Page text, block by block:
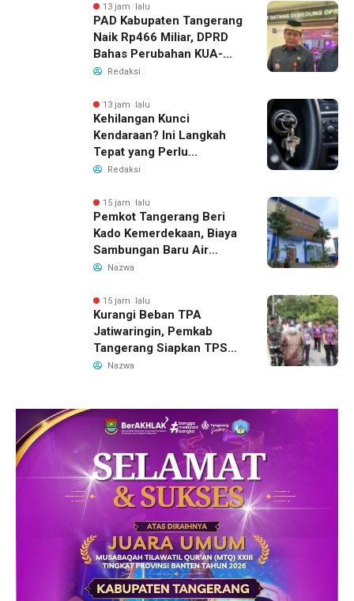
13 jam lalu
PAD Kabupaten Tangerang
Naik Rp466 Miliar, DPRD
Bahas Perubahan KUA-
PPAS 2026
Redaksi
13 jam lalu
Kehilangan Kunci
Kendaraan? Ini Langkah
Tepat yang Perlu
Dilakukan
Redaksi
15 jam lalu
Pemkot Tangerang Beri
Kado Kemerdekaan, Biaya
Sambungan Baru Air
Bersih Dipangkas Jadi
Nazwa
15 jam lalu
Kurangi Beban TPA
Jatiwaringin, Pemkab
Tangerang Siapkan TPS3R
Baru di Tigaraksa
Nazwa